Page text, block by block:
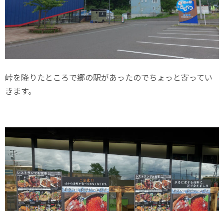
峠を降りたところで郷の駅があったのでちょっと寄ってい
きます。